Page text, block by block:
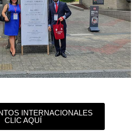
INTERNACIONALES
CLIC AQUÍ